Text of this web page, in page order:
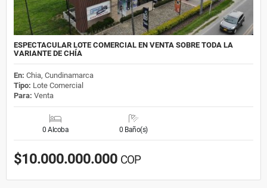
ESPECTACULAR LOTE COMERCIAL EN VENTA SOBRE TODA LA
VARIANTE DE CHÍA
En: Chia, Cundinamarca
Tipo: Lote Comercial
Para: Venta
0 Alcoba 0 Baño(s)
$10.000.000.000 COP